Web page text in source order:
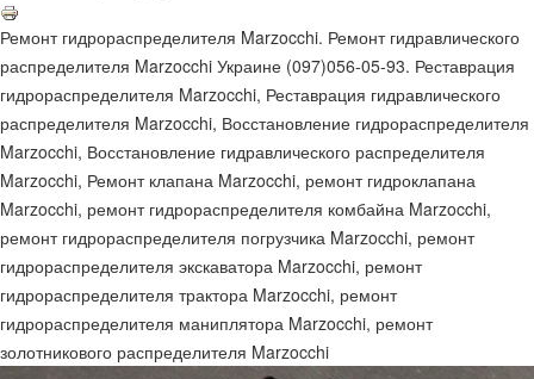
Ремонт гидрораспределителя Marzocchi. Ремонт гидравлического
распределителя Marzocchi Украине (097)056-05-93. Реставрация
гидрораспределителя Marzocchi, Реставрация гидравлического
распределителя Marzocchi, Восстановление гидрораспределителя
Marzocchi, Восстановление гидравлического распределителя
Marzocchi, Ремонт клапана Marzocchi, ремонт гидроклапана
Marzocchi, ремонт гидрораспределителя комбайна Marzocchi,
ремонт гидрораспределителя погрузчика Marzocchi, ремонт
гидрораспределителя экскаватора Marzocchi, ремонт
гидрораспределителя трактора Marzocchi, ремонт
гидрораспределителя маниплятора Marzocchi, ремонт
золотникового распределителя Marzocchi